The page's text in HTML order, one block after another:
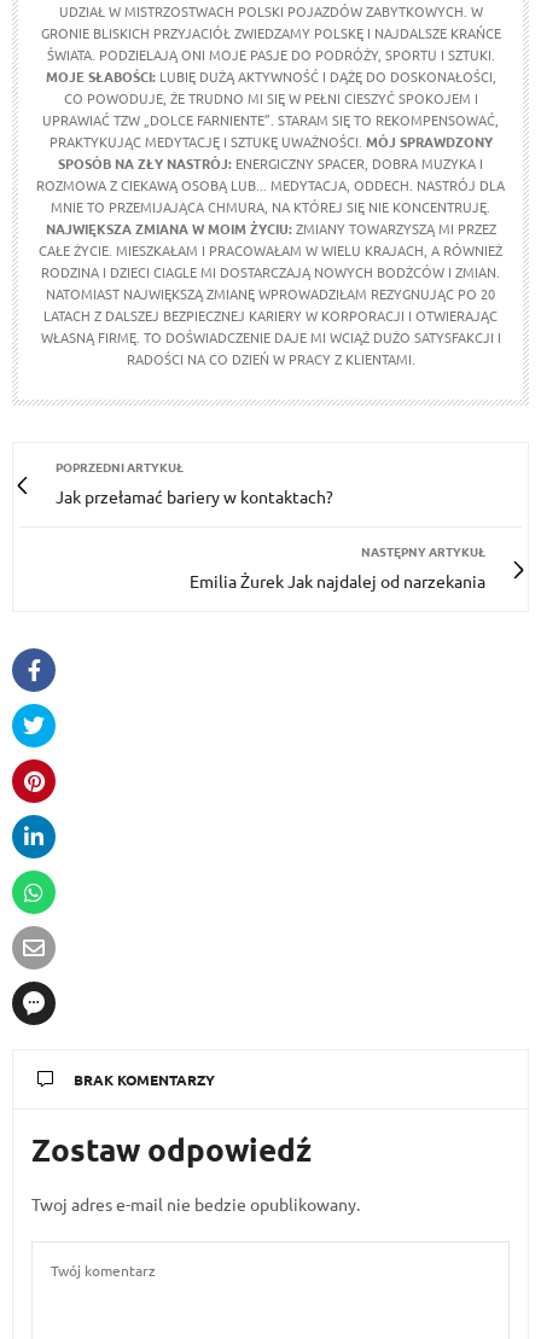
UDZIAŁ W MISTRZOSTWACH POLSKI POJAZDÓW ZABYTKOWYCH. W
GRONIE BLISKICH PRZYJACIÓŁ ZWIEDZAMY POLSKĘ I NAJDALSZE KRAŃCE
ŚWIATA. PODZIELAJĄ ONI MOJE PASJE DO PODRÓŻY, SPORTU I SZTUKI.
MOJE SŁABOŚCI: LUBIĘ DUŻĄ AKTYWNOŚĆ I DĄŻĘ DO DOSKONAŁOŚCI,
CO POWODUJE, ŻE TRUDNO MI SIĘ W PEŁNI CIESZYĆ SPOKOJEM I
UPRAWIAĆ TZW „DOLCE FARNIENTE”. STARAM SIĘ TO REKOMPENSOWAĆ,
PRAKTYKUJĄC MEDYTACJĘ I SZTUKĘ UWAŻNOŚCI. MÓJ SPRAWDZONY
SPOSÓB NA ZŁY NASTRÓJ: ENERGICZNY SPACER, DOBRA MUZYKA I
ROZMOWA Z CIEKAWĄ OSOBĄ LUB... MEDYTACJA, ODDECH. NASTRÓJ DLA
MNIE TO PRZEMIJAJĄCA CHMURA, NA KTÓREJ SIĘ NIE KONCENTRUJĘ.
NAJWIĘKSZA ZMIANA W MOIM ŻYCIU:ZMIANY TOWARZYSZĄ MI PRZEZ
CAŁE ŻYCIE. MIESZKAŁAM I PRACOWAŁAM W WIELU KRAJACH, A RÓWNIEŻ
RODZINA I DZIECI CIAGLE MI DOSTARCZAJĄ NOWYCH BODŻCÓW I ZMIAN.
NATOMIAST NAJWIĘKSZĄ ZMIANĘ WPROWADZIŁAM REZYGNUJĄC PO 20
LATACH Z DALSZEJ BEZPIECZNEJ KARIERY W KORPORACJI I OTWIERAJĄC
WŁASNĄ FIRMĘ. TO DOŚWIADCZENIE DAJE MI WCIĄŻ DUŻO SATYSFAKCJI I
RADOŚCI NA CO DZIEŃ W PRACY Z KLIENTAMI.
POPRZEDNI ARTYKUŁ
Jak przełamać bariery w kontaktach?
NASTĘPNY ARTYKUŁ
Emilia Żurek Jak najdalej od narzekania
BRAK KOMENTARZY
Zostaw odpowiedź
Twoj adres e-mail nie bedzie opublikowany.